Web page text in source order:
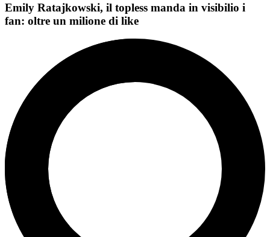
Emily Ratajkowski, il topless manda in visibilio i
fan: oltre un milione di like